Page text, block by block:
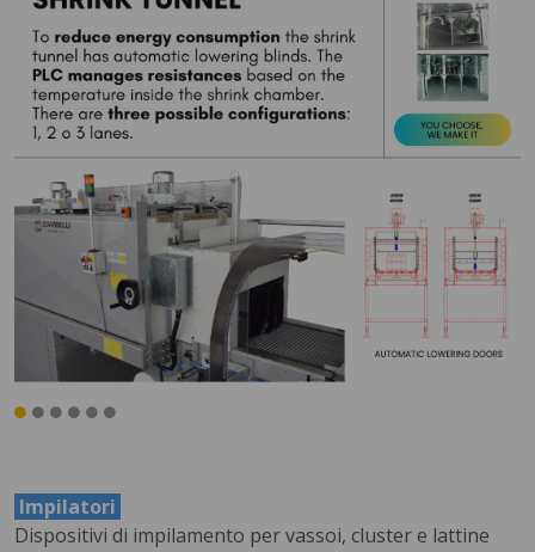
Impilatori
Dispositivi di impilamento per vassoi, cluster e lattine